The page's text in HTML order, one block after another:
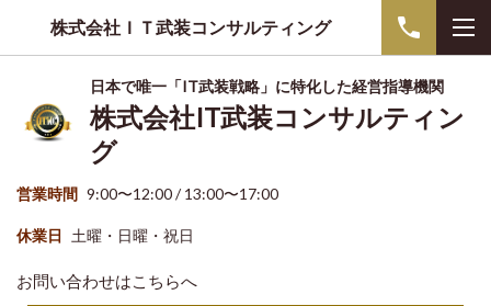
株式会社ＩＴ武装コンサルティング
日本で唯一「IT武装戦略」に特化した経営指導機関
株式会社IT武装コンサルティン
グ
営業時間 9:00〜12:00 / 13:00〜17:00
休業日 土曜・日曜・祝日
お問い合わせはこちらへ